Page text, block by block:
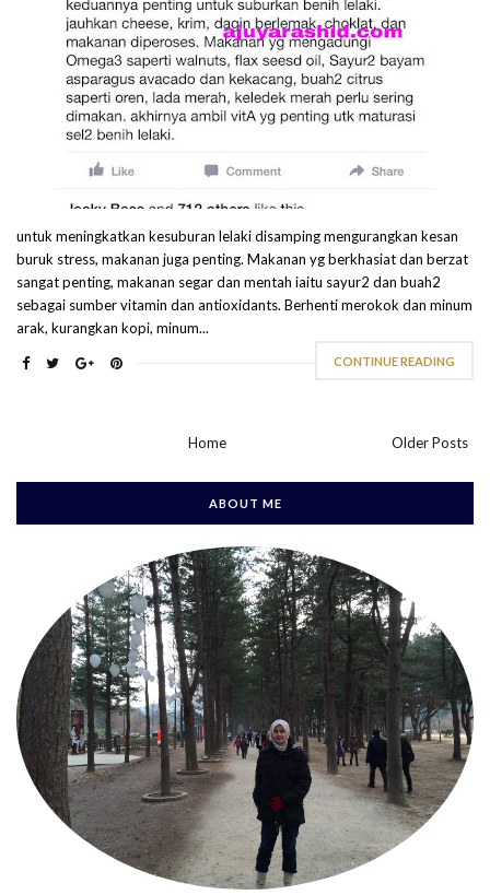
untuk meningkatkan kesuburan lelaki disamping mengurangkan kesan
buruk stress, makanan juga penting. Makanan yg berkhasiat dan berzat
sangat penting, makanan segar dan mentah iaitu sayur2 dan buah2
sebagai sumber vitamin dan antioxidants. Berhenti merokok dan minum
arak, kurangkan kopi, minum...
CONTINUE READING
Older Posts
Home
ABOUT ME